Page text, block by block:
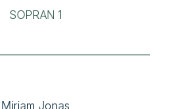
SOPRAN 1
Miriam Jonas